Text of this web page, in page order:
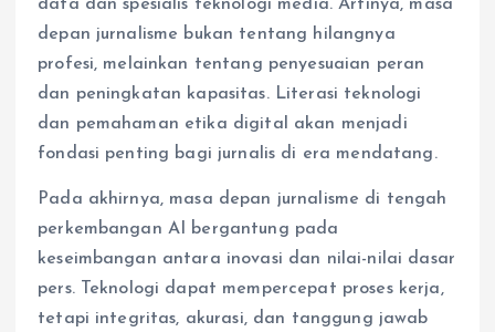
data dan spesialis teknologi media. Artinya, masa
depan jurnalisme bukan tentang hilangnya
profesi, melainkan tentang penyesuaian peran
dan peningkatan kapasitas. Literasi teknologi
dan pemahaman etika digital akan menjadi
fondasi penting bagi jurnalis di era mendatang.
Pada akhirnya, masa depan jurnalisme di tengah
perkembangan AI bergantung pada
keseimbangan antara inovasi dan nilai-nilai dasar
pers. Teknologi dapat mempercepat proses kerja,
tetapi integritas, akurasi, dan tanggung jawab